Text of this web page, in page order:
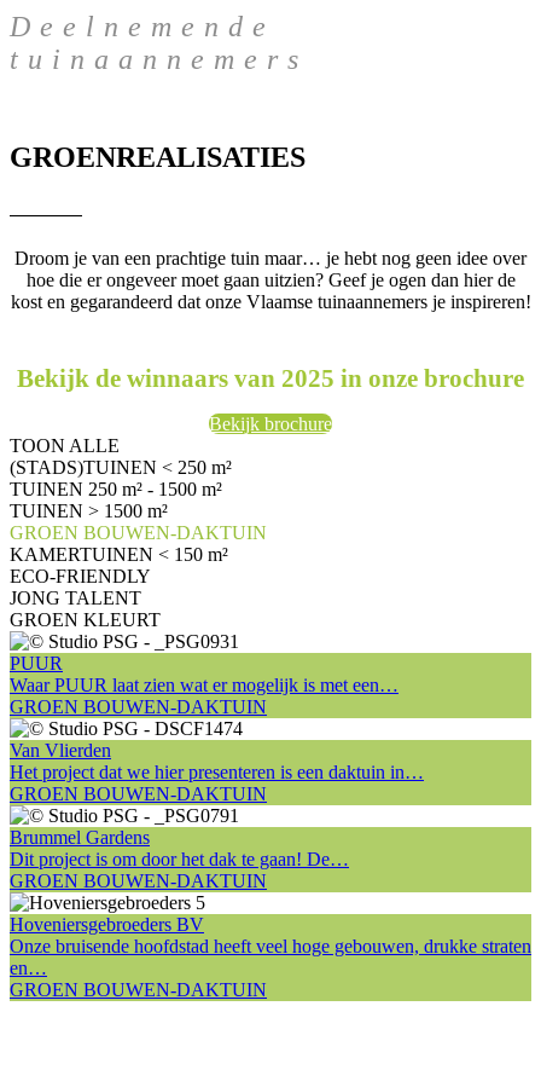
Deelnemende
tuinaannemers
GROENREALISATIES
Droom je van een prachtige tuin maar… je hebt nog geen idee over
hoe die er ongeveer moet gaan uitzien? Geef je ogen dan hier de
kost en gegarandeerd dat onze Vlaamse tuinaannemers je inspireren!
Bekijk de winnaars van 2025 in onze brochure
Bekijk brochure
TOON ALLE
(STADS)TUINEN < 250 m²
TUINEN 250 m² - 1500 m²
TUINEN > 1500 m²
GROEN BOUWEN-DAKTUIN
KAMERTUINEN < 150 m²
ECO-FRIENDLY
JONG TALENT
GROEN KLEURT
PUUR
Waar PUUR laat zien wat er mogelijk is met een…
GROEN BOUWEN-DAKTUIN
Van Vlierden
Het project dat we hier presenteren is een daktuin in…
GROEN BOUWEN-DAKTUIN
Brummel Gardens
Dit project is om door het dak te gaan! De…
GROEN BOUWEN-DAKTUIN
Hoveniersgebroeders BV
Onze bruisende hoofdstad heeft veel hoge gebouwen, drukke straten
en…
GROEN BOUWEN-DAKTUIN